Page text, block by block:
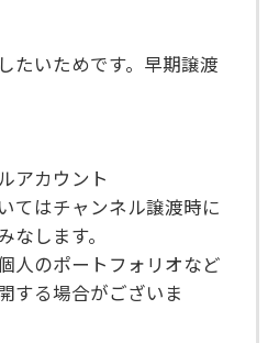
たいためです。早期譲渡
アカウント
てはチャンネル譲渡時に
します。
人のポートフォリオなど
する場合がございま